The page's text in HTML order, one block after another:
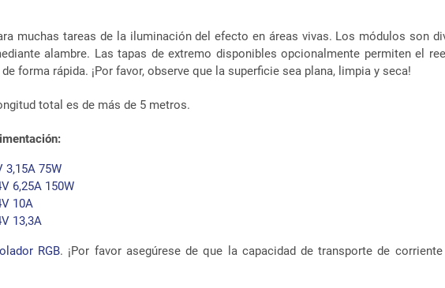
muchas tareas de la iluminación del efecto en áreas vivas. Los módulos son
alambre. Las tapas de extremo disponibles opcionalmente permiten el
forma rápida. ¡Por favor, observe que la superficie sea plana, limpia y seca!
total es de más de 5 metros.
3,15A 75W
6,25A 150W
10A
13,3A
RGB. ¡Por favor asegúrese de que la capacidad de transporte de